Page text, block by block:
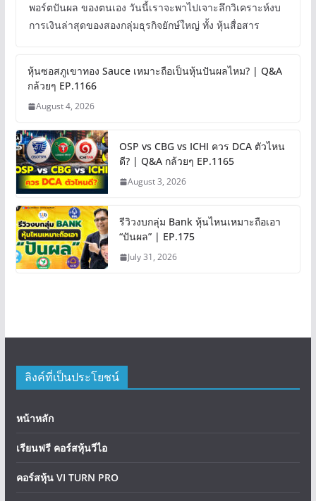
พอร์ตปันผล ของตนเอง วันนี้เราจะพาไปเจาะลึกวิเคราะห์งบ
การเงินล่าสุดของสองกลุ่มธุรกิจยักษ์ใหญ่ ทั้ง หุ้นสื่อสาร
หุ้นซอสภูเขาทอง Sauce เหมาะถือเป็นหุ้นปันผลไหม? | Q&A
กล้วยๆ EP.1166
August 4, 2026
OSP vs CBG vs ICHI ควร DCA ตัวไหน
ดี? | Q&A กล้วยๆ EP.1165
August 3, 2026
รีวิวงบกลุ่ม Bank หุ้นไหนเหมาะถือเอา
“ปันผล” | EP.175
July 31, 2026
ลิงค์ที่เป็นประโยชน์
หน้าหลัก
เรียนฟรี คอร์สหุ้นวีไอ
คอร์สหุ้น VI TURN PRO